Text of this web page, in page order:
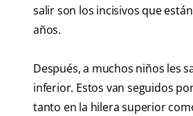
salir son los incisivos que
años.
Después, a muchos niños les
inferior. Estos van seguidos
tanto en la hilera superior